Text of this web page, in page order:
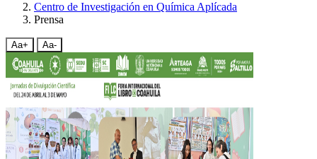
Centro de Investigación en Química Aplícada
Prensa
Aa+ Aa-